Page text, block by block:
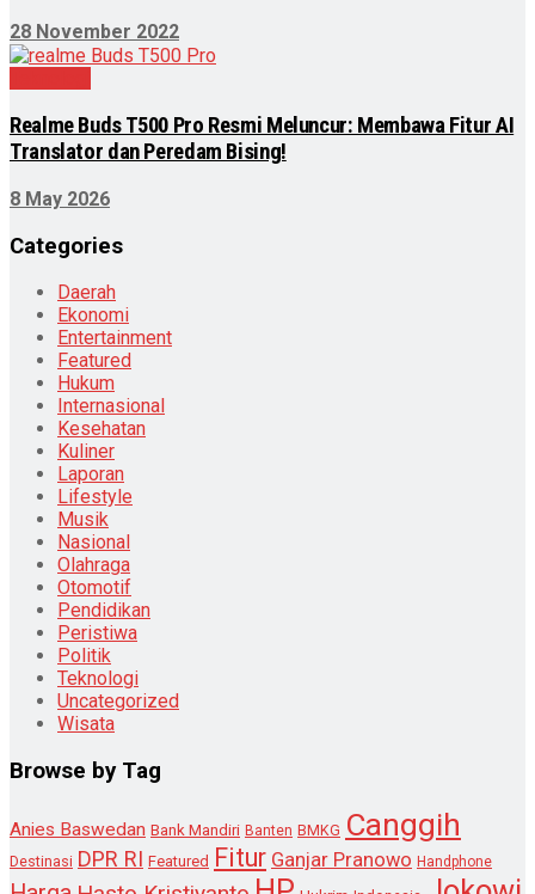
28 November 2022
Realme Buds T500 Pro Resmi Meluncur: Membawa Fitur AI
Translator dan Peredam Bising!
8 May 2026
Categories
Daerah
Ekonomi
Entertainment
Featured
Hukum
Internasional
Kesehatan
Kuliner
Laporan
Lifestyle
Musik
Nasional
Olahraga
Otomotif
Pendidikan
Peristiwa
Politik
Teknologi
Uncategorized
Wisata
Browse by Tag
Anies Baswedan Bank Mandiri Banten BMKG Canggih
Destinasi DPR RI Featured Fitur Ganjar Pranowo Handphone